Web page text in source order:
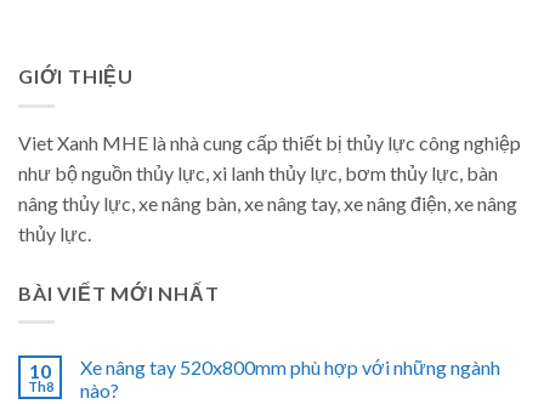
GIỚI THIỆU
Viet Xanh MHE là nhà cung cấp thiết bị thủy lực công nghiệp
như bộ nguồn thủy lực, xi lanh thủy lực, bơm thủy lực, bàn
nâng thủy lực, xe nâng bàn, xe nâng tay, xe nâng điện, xe nâng
thủy lực.
BÀI VIẾT MỚI NHẤT
10
Th8
Xe nâng tay 520x800mm phù hợp với những ngành
nào?